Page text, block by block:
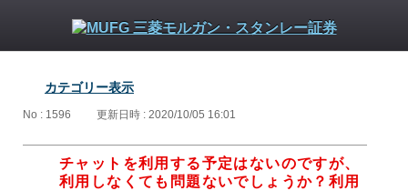
カテゴリー表示
No : 1596 更新日時 : 2020/10/05 16:01
チャットを利用する予定はないのですが、
利用しなくても問題ないでしょうか？利用